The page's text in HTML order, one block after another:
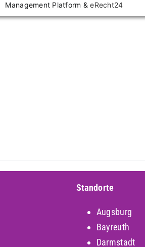
Management Platform &eRecht24
Standorte
Augsburg
Bayreuth
Darmstadt